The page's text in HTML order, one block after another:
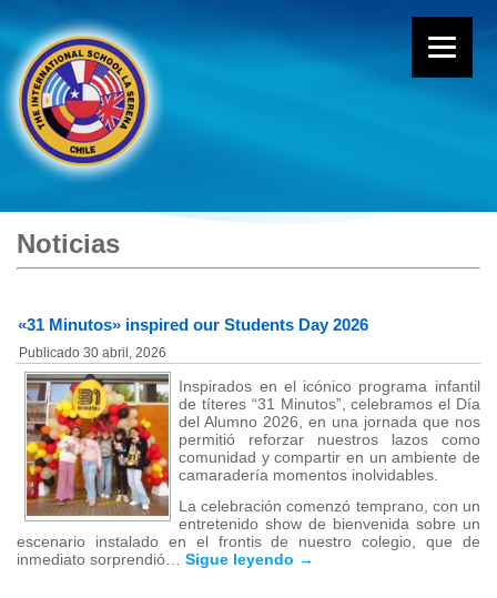
Noticias
«31 Minutos» inspired our Students Day 2026
Publicado 30 abril, 2026
Inspirados en el icónico programa infantil
de títeres “31 Minutos”, celebramos el Día
del Alumno 2026, en una jornada que nos
permitió reforzar nuestros lazos como
comunidad y compartir en un ambiente de
camaradería momentos inolvidables.
La celebración comenzó temprano, con un
entretenido show de bienvenida sobre un
escenario instalado en el frontis de nuestro colegio, que de
inmediato sorprendió…Sigue leyendo →